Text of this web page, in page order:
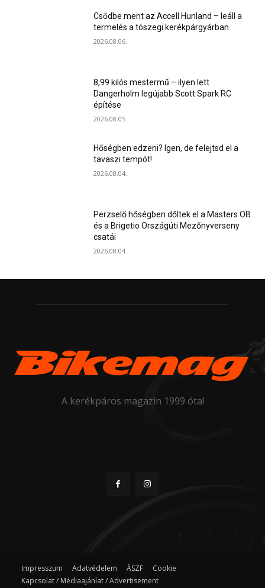
Csődbe ment az Accell Hunland – leáll a
termelés a tószegi kerékpárgyárban
2026.08.06.
8,99 kilós mestermű – ilyen lett
Dangerholm legújabb Scott Spark RC
építése
2026.08.05.
Hőségben edzeni? Igen, de felejtsd el a
tavaszi tempót!
2026.08.04.
Perzselő hőségben dőltek el a Masters OB
és a Brigetio Országúti Mezőnyverseny
csatái
2026.08.04.
A kerékpáros magazin 1999 óta!
Impresszum Adatvédelem ÁSZF
Cookie
Kapcsolat / Médiaajánlat / Advertisement